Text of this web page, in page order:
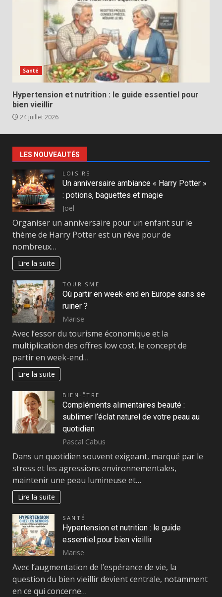
Santé
Hypertension et nutrition : le guide essentiel pour
bien vieillir
24 juillet 2026
LES NOUVEAUTÉS
LOISIRS
Un anniversaire ambiance « Harry Potter »
: potions, baguettes et magie
Joel
Organiser un anniversaire pour un enfant sur le
thème de Harry Potter est un rêve pour de
nombreux…
Lire la suite
TOURISME
Où partir en week-end en Europe sans se
ruiner ?
Marise
Avec l’essor du tourisme économique et la
multiplication des offres low cost, le concept de
partir en week-end…
Lire la suite
BIEN-ÊTRE
Compléments alimentaires beauté :
sublimer l’éclat naturel de votre peau au
quotidien
Pascal Cabus
Dans un quotidien souvent exigeant, marqué par le
stress et les agressions environnementales,
maintenir une peau lumineuse et…
Lire la suite
SANTÉ
Hypertension et nutrition : le guide
essentiel pour bien vieillir
Marise
Avec l’augmentation de l’espérance de vie, la
question du bien vieillir devient centrale, notamment
en ce qui concerne…